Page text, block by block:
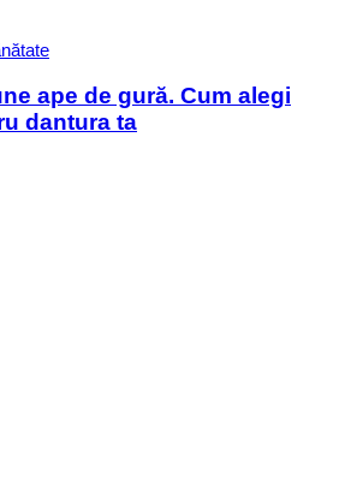
ape de gură. Cum alegi
dantura ta